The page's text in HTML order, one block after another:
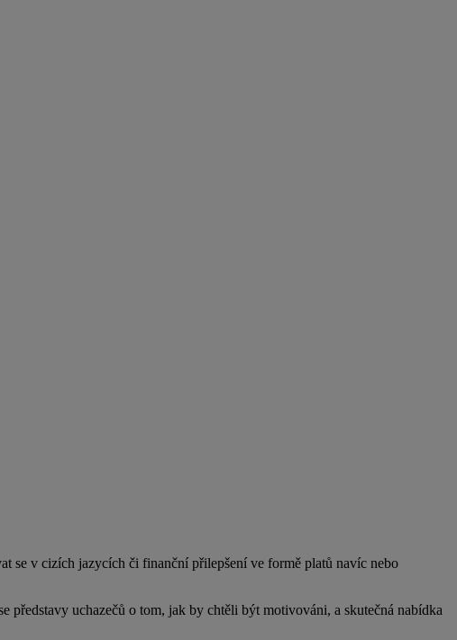
se v cizích jazycích či finanční přilepšení ve formě platů navíc nebo
představy uchazečů o tom, jak by chtěli být motivováni, a skutečná nabídka